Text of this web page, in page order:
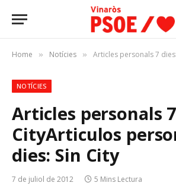
Home » Notícies » Articles personals 7 dies: Sin
NOTÍCIES
Articles personals
CityArticulos
dies: Sin City
7 de juliol de 2012 5 Mins Lectura